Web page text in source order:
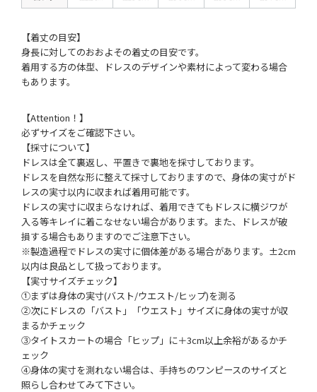
【着丈の目安】
身長に対してのおおよその着丈の目安です。
着用する方の体型、ドレスのデザインや素材によって変わる場合
もあります。
【Attention！】
必ずサイズをご確認下さい。
【採寸について】
ドレスは全て裏返し、平置きで裏地を採寸しております。
ドレスを自然な形に整えて採寸しておりますので、身体の実寸がド
レスの実寸以内に収まれば着用可能です。
ドレスの実寸に収まらなければ、着用できてもドレスに横ジワが
入る等キレイに着こなせない場合があります。また、ドレスが破
損する場合もありますのでご注意下さい。
※製造過程でドレスの実寸に個体差がある場合があります。±2cm
以内は良品として扱っております。
【実寸サイズチェック】
①まずは身体の実寸(バスト/ウエスト/ヒップ)を測る
②次にドレスの「バスト」「ウエスト」サイズに身体の実寸が収
まるかチェック
③タイトスカートの場合「ヒップ」に＋3cm以上余裕があるかチ
ェック
④身体の実寸を測れない場合は、手持ちのワンピースのサイズと
照らし合わせてみて下さい。